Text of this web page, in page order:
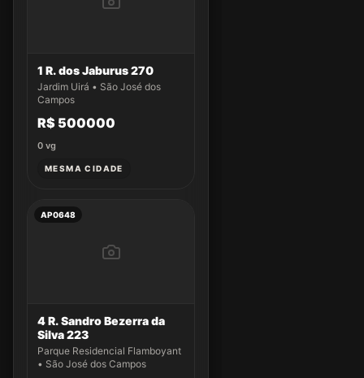
1 R. dos Jaburus 270
Jardim Uirá • São José dos
Campos
R$ 500000
0 vg
MESMA CIDADE
AP0648
4 R. Sandro Bezerra da
Silva 223
Parque Residencial Flamboyant
• São José dos Campos